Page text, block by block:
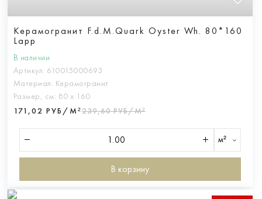
Керамогранит F.d.M.Quark Oyster Wh. 80*160
Lapp
В наличии
Артикул: 610015000693
Материал: Керамогранит
Размер, см: 80 х 160
171,02 РУБ/М²239,60 РУБ/М²
м²
В корзину